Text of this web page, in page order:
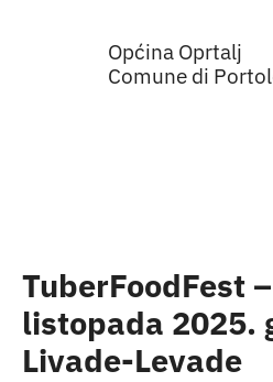
Općina Oprtalj
Comune di
TuberFoodFest
listopada 2025.
Livade-Levade